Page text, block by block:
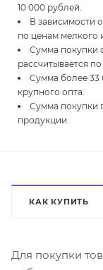
10 000 рублей.
В зависимости
по ценам мелкого
Сумма покупки
рассчитывается
Сумма более 33
крупного опта.
Сумма покупки
продукции.
КАК КУПИТЬ
Для покупки